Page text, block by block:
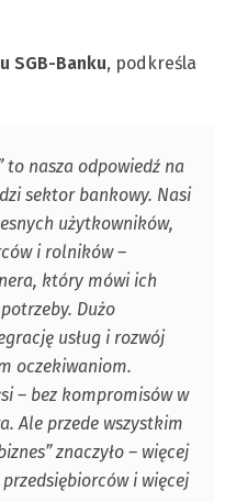
SGB-Banku, podkreśla
to nasza odpowiedź na
sektor bankowy. Nasi
użytkowników,
i rolników –
który mówi ich
Dużo
usług i rozwój
oczekiwaniom.
– bez kompromisów w
Ale przede wszystkim
znaczyło – więcej
i więcej